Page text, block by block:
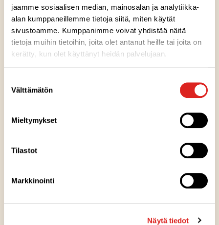
jaamme sosiaalisen median, mainosalan ja analytiikka-
alan kumppaneillemme tietoja siitä, miten käytät
sivustoamme. Kumppanimme voivat yhdistää näitä
tietoja muihin tietoihin, joita olet antanut heille tai joita on
kerätty, kun olet käyttänyt heidän palvelujaan.
valinta
Välttämätön
Mieltymykset
Tilastot
Markkinointi
Näytä tiedot
Saarioisten kaikki tonnikalatuotteet
ovat nyt MSC-sertifioituja
Saarioinen on siirtynyt käyttämään MSC-sertifioitua
tonnikalaa valmisruoassaan ja tuo sen nyt myös näkyvästi
että tonnikala on pyydetty kestävästi kalastetuista